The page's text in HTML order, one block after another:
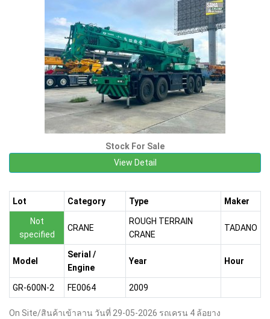
Stock For Sale
View Detail
Lot Category Type Maker
Not
specified
CRANE
ROUGH TERRAIN
CRANE
TADANO
Model
Serial /
Engine
Year Hour
GR-600N-2 FE0064 2009
On Site/สินค้าเข้าลาน วันที่ 29-05-2026 รถเครน 4 ล้อยาง